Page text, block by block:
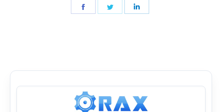
CompartirCompartir